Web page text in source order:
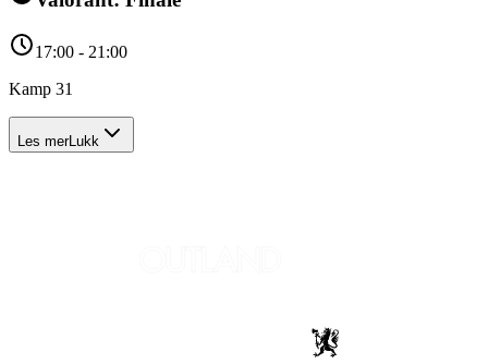
17:00 - 21:00
Kamp 31
Les merLukk